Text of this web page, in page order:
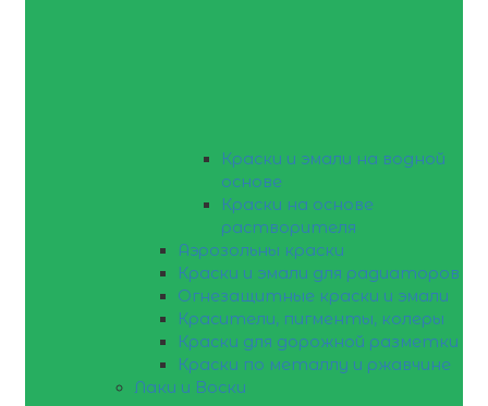
Краски и эмали на водной
основе
Краски на основе
растворителя
Аэрозольны краски
Краски и эмали для радиаторов
Огнезащитные краски и эмали
Красители, пигменты, колеры
Краски для дорожной разметки
Краски по металлу и ржавчине
Лаки и Воски